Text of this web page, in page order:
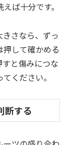
ば十分です。
さなら、ずっ
押して確かめる
と傷みにつな
ください。
断する